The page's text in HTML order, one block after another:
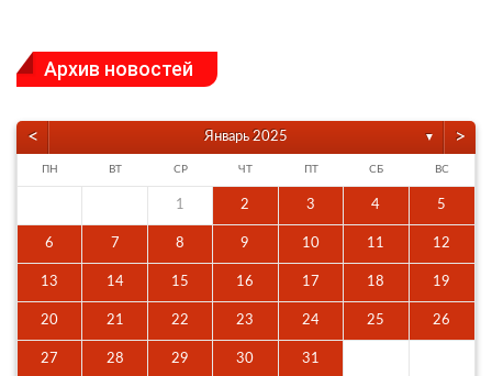
Архив новостей
< Январь 2025 ▼ >
ПН ВТ СР ЧТ ПТ СБ ВС
1 2 3 4 5
6 7 8 9 10 11 12
13 14 15 16 17 18 19
20 21 22 23 24 25 26
27 28 29 30 31